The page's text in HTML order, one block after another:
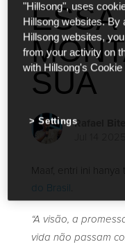
ESSA
SUA
Rafael
Maaf, entri ini hanya
do Brasil.
“A visão, a
vida não passam
"Hillsong", uses
Hillsong websites. By
Hillsong websites,
from your activity on
with Hillsong's Cookie
Settings